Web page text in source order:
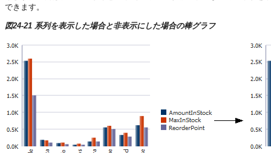
できます。
図24-21 系列を表示した場合と非表示にした場合の棒グラフ